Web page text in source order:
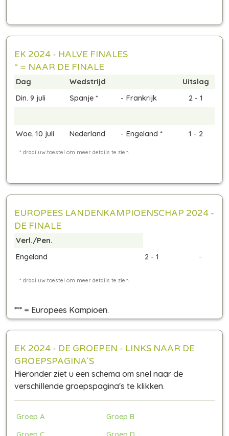
EK 2024 - HALVE FINALES
* = NAAR DE FINALE
Dag Wedstrijd
Uitslag
Din. 9 juli
Spanje * - Frankrijk 2 - 1
Woe. 10 juli Nederland - Engeland * 1 - 2
EUROPEES LANDENKAMPIOENSCHAP 2024 -
DE FINALE
Verl./Pen.
Engeland
2 - 1 -
*** = Europees Kampioen.
EK 2024 - DE GROEPEN - LINKS NAAR DE
GROEPSPAGINA'S
Hieronder ziet u een schema om snel naar de
verschillende groepspagina's te klikken.
Groep A
Groep B